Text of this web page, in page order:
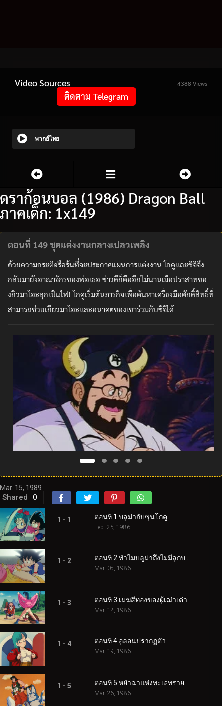
Video Sources 4388 Views
ติดตาม Telegram
พากย์ไทย
ดราก้อนบอล (1986) Dragon Ball
ภาคเด็ก: 1x149
ตอนที่ 149 ชุดแต่งงานกลางเปลวเพลิง
ด้วยความกระตือรือร้นที่จะประกาศแผนการแต่งงาน โกคูและชิจิจึง
กลับมายังอาณาจักรของพ่อเธอ ข่าวดีก็คืออีกไม่นานเมื่อปราสาทขอ
งกิวมาโอะลุกเป็นไฟ! โกคูเริ่มต้นภารกิจเพื่อค้นหาเครื่องมือศักดิ์สิทธิ์ที่
สามารถช่วยเกียวมาโอะและอนาคตของเขาร่วมกับชิจิได้
Mar. 15, 1989
Shared 0
1 - 1 ตอนที่ 1 บลูม่ากับซุนโกคู
Feb. 26, 1986
1 - 2 ตอนที่ 2 ทำไมบลูม่าถึงไม่มีลูกบอล
Mar. 05, 1986
1 - 3 ตอนที่ 3 เมฆสีทองของผู้เฒ่าเต่า
Mar. 12, 1986
1 - 4 ตอนที่ 4 อูลอนปรากฏตัว
Mar. 19, 1986
1 - 5 ตอนที่ 5 หยำฉาแห่งทะเลทราย
Mar. 26, 1986